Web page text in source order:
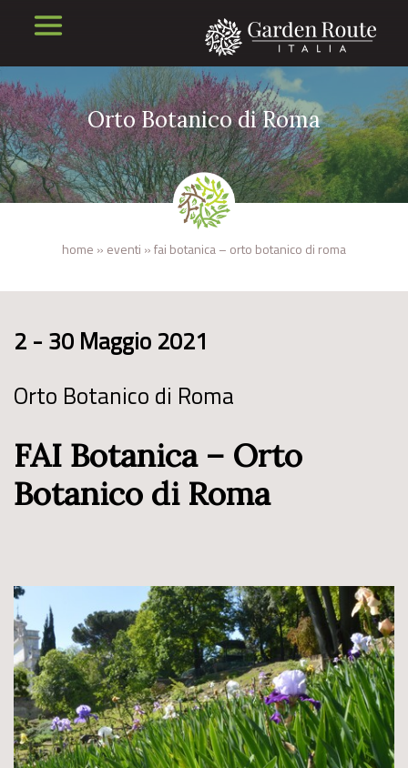
Orto Botanico di Roma
home » eventi »fai botanica – orto botanico di roma
2 - 30 Maggio 2021
Orto Botanico di Roma
FAI Botanica – Orto
Botanico di Roma